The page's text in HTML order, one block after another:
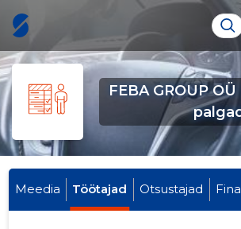
FEBA GROUP
Meedia Töötajad Otsustajad